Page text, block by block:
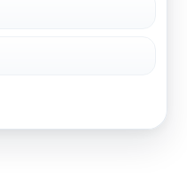
σου!